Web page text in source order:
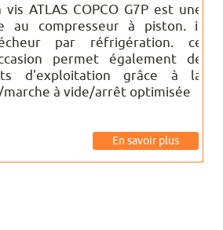
ATLAS COPCO G7P est une
au compresseur à piston. il
par réfrigération. ce
permet également de
d'exploitation grâce à la
à vide/arrêt optimisée
En savoir plus